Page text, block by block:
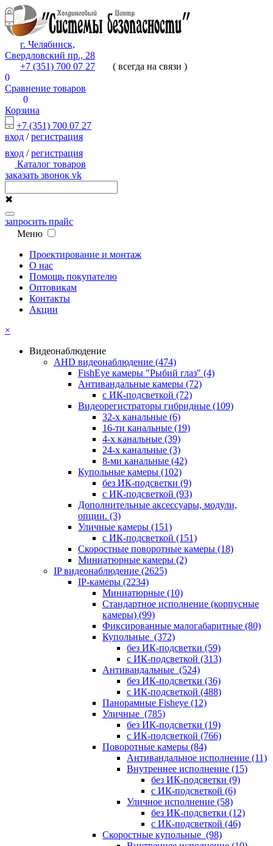
г. Челябинск,
Свердловский пр., 28
+7 (351) 700 07 27
( всегда на связи )
0
Сравнение товаров
0
Корзина
+7 (351) 700 07 27
вход /регистрация
вход /регистрация
Каталог товаров
заказать звонок vk
✖
запросить прайс
Меню
Проектирование и монтаж
О нас
Помощь покупателю
Оптовикам
Контакты
Акции
×
Видеонаблюдение
AHD видеонаблюдение (474)
FishEye камеры "Рыбий глаз" (4)
Антивандальные камеры (72)
с ИК-подсветкой (72)
Видеорегистраторы гибридные (109)
32-х канальные (6)
16-ти канальные (19)
4-х канальные (39)
24-х канальные (3)
8-ми канальные (42)
Купольные камеры (102)
без ИК-подсветки (9)
с ИК-подсветкой (93)
Дополнительные аксессуары, модули,
опции. (3)
Уличные камеры (151)
с ИК-подсветкой (151)
Скоростные поворотные камеры (18)
Миниатюрные камеры (2)
IP видеонаблюдение (2625)
IP-камеры (2234)
Миниатюрные (10)
Стандартное исполнение (корпусные
камеры) (99)
Фиксированные малогабаритные (80)
Купольные (372)
без ИК-подсветки (59)
с ИК-подсветкой (313)
Антивандальные (524)
без ИК-подсветки (36)
с ИК-подсветкой (488)
Панорамные Fisheye (12)
Уличные (785)
без ИК-подсветки (19)
с ИК-подсветкой (766)
Поворотные камеры (84)
Антивандальное исполнение (11)
Внутреннее исполнение (15)
без ИК-подсветки (9)
с ИК-подсветкой (6)
Уличное исполнение (58)
без ИК-подсветки (12)
с ИК-подсветкой (46)
Скоростные купольные (98)